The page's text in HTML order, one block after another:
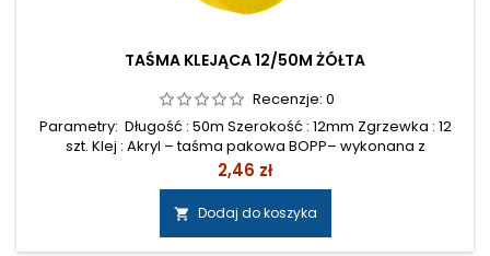
TAŚMA KLEJĄCA 12/50M ŻÓŁTA
Recenzje: 0
Parametry: Długość : 50m Szerokość : 12mm Zgrzewka : 12
szt. Klej : Akryl – taśma pakowa BOPP– wykonana z
polipropylenu– pokryta emulsyjnym klejem akrylowym–
przyczepna do większości powierzchni– odporna na
zrywanie– doskonała do zaklejania kartonów o szerokim
zakresie wag– przyjazna dla środowiska– nie zawiera
substancji trujących– stabilna substancja...
Cena
2,46 zł
 Dodaj do koszyka